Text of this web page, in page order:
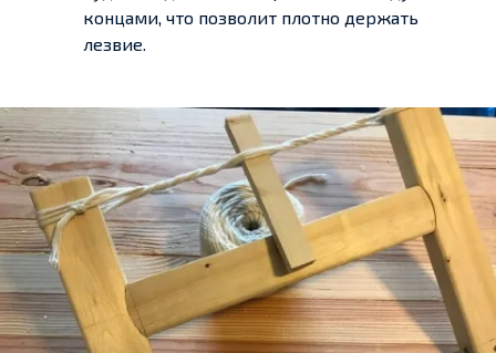
концами, что позволит плотно держать
лезвие.